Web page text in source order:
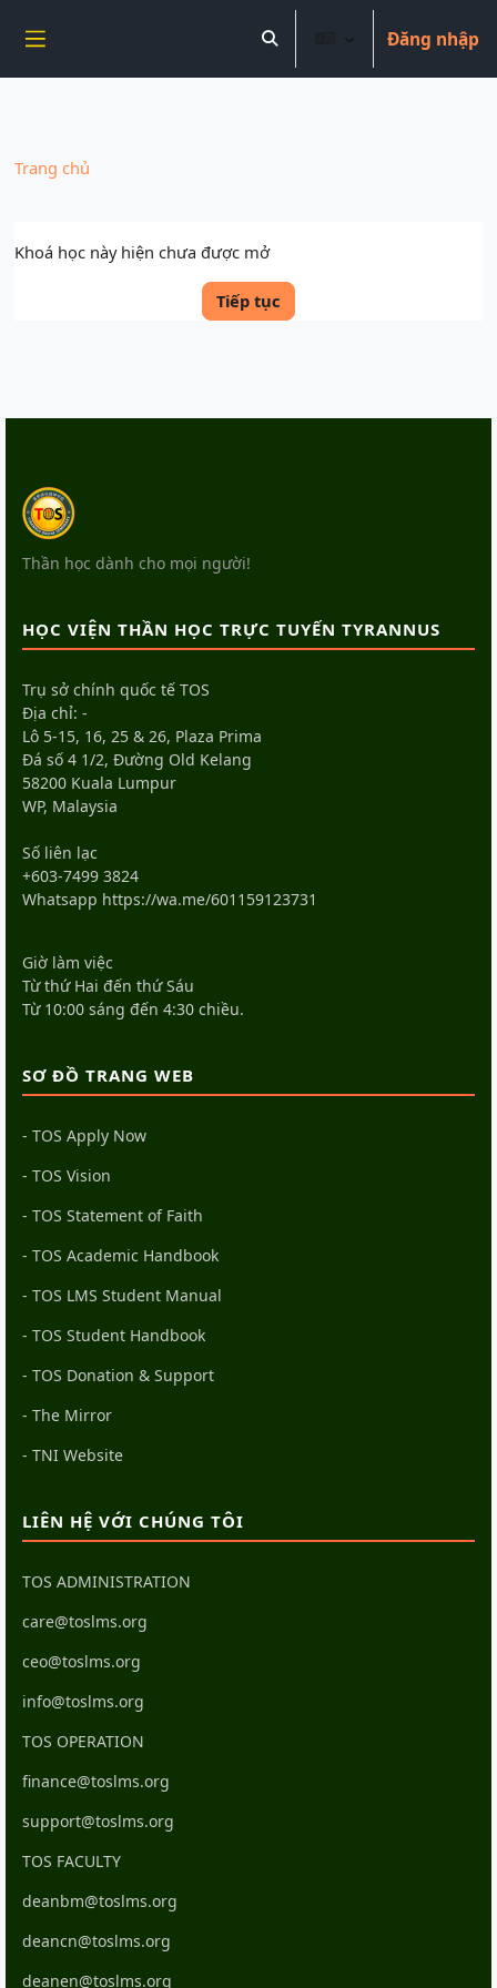
Chuyển tới nội dung chính
Chuyển đổi chọn tìm kiếm
Đăng nhập
Trang chủ
Khoá học này hiện chưa được mở
Tiếp tục
Thần học dành cho mọi người!
HỌC VIỆN THẦN HỌC TRỰC TUYẾN TYRANNUS
Trụ sở chính quốc tế TOS
Địa chỉ: -
Lô 5-15, 16, 25 & 26, Plaza Prima
Đá số 4 1/2, Đường Old Kelang
58200 Kuala Lumpur
WP, Malaysia
Số liên lạc
+603-7499 3824
Whatsapp https://wa.me/601159123731
Giờ làm việc
Từ thứ Hai đến thứ Sáu
Từ 10:00 sáng đến 4:30 chiều.
SƠ ĐỒ TRANG WEB
- TOS Apply Now
- TOS Vision
- TOS Statement of Faith
- TOS Academic Handbook
- TOS LMS Student Manual
- TOS Student Handbook
- TOS Donation & Support
- The Mirror
- TNI Website
LIÊN HỆ VỚI CHÚNG TÔI
TOS ADMINISTRATION
care@toslms.org
ceo@toslms.org
info@toslms.org
TOS OPERATION
finance@toslms.org
support@toslms.org
TOS FACULTY
deanbm@toslms.org
deancn@toslms.org
deanen@toslms.org